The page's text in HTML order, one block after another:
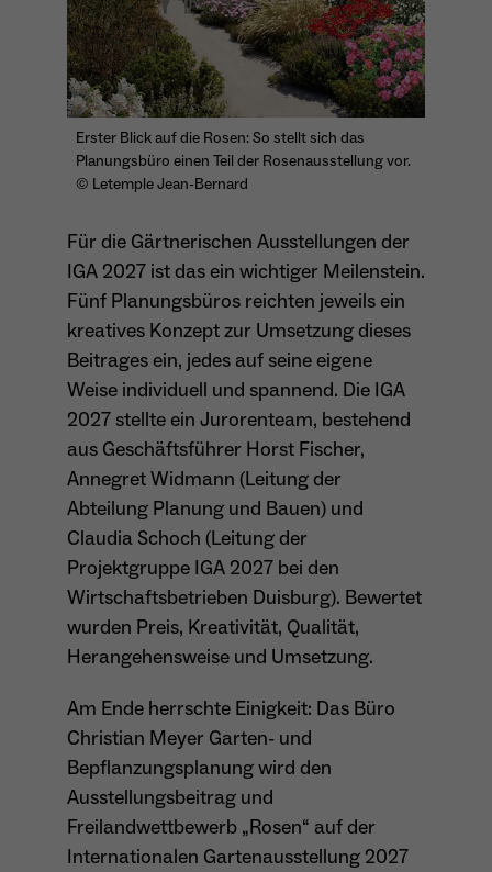
Name PHPSESSID
Anbieter Session Cookies
Laufzeit
Sessio-Cookie wird beim Schliessen der
PHPs Standard Sitzungs-Identifikation
(Formulare).
be_typo_user
Anbieter TYPO3
Laufzeit Ende der Sitzung
Zweck
Dieser Cookie teilt der Webseite mit, ob ein
Besucher im Typo3-Backend angemeldet ist
und die Rechte besitzt diese zu verwalten.
Anbieter Sgalinski
Laufzeit 1 Monat
Zweck
Speichert den Zustimmungsstatus des
Benutzers für Cookies auf der aktuellen
Domäne.
Anbieter Matomo
Laufzeit 13 Monate
Zweck
Dient zur anonymen Wiedererkennung eines
Besuchers.
Name _pk_ses*
Anbieter Matomo
Laufzeit 30 Minuten
Zweck
Speichert vorübergehend Daten der
aktuellen Sitzung.
Name _pk_ref.*
Anbieter Matomo
Laufzeit 6 Monate
Speichert die Herkunft des Besuchers.
Name MATOMO_SESSID
Anbieter Matomo
Aktivierung Mehrsprachigkeit
Diese Cookies ermöglichen die automatische Übersetzung
der Website-Inhalte durch GTranslate.
Name googtrans
Laufzeit 1 Jahr
Zweck
Speichert die vom Nutzer gewählte Sprache
für die automatische Übersetzung der
Cookie-Informationen anzeigen
Erster Blick auf die Rosen: So stellt sich das
Planungsbüro einen Teil der Rosenausstellung vor.
© Letemple Jean-Bernard
Für die Gärtnerischen Ausstellungen der
IGA 2027 ist das ein wichtiger Meilenstein.
Fünf Planungsbüros reichten jeweils ein
kreatives Konzept zur Umsetzung dieses
Beitrages ein, jedes auf seine eigene
Weise individuell und spannend. Die IGA
2027 stellte ein Jurorenteam, bestehend
aus Geschäftsführer Horst Fischer,
Annegret Widmann (Leitung der
Abteilung Planung und Bauen) und
Claudia Schoch (Leitung der
Projektgruppe IGA 2027 bei den
Wirtschaftsbetrieben Duisburg). Bewertet
wurden Preis, Kreativität, Qualität,
Herangehensweise und Umsetzung.
Am Ende herrschte Einigkeit: Das Büro
Christian Meyer Garten- und
Bepflanzungsplanung wird den
Ausstellungsbeitrag und
Freilandwettbewerb „Rosen“ auf der
Internationalen Gartenausstellung 2027